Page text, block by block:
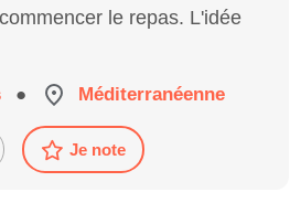
le repas. L'idée
● Méditerranéenne
Je note